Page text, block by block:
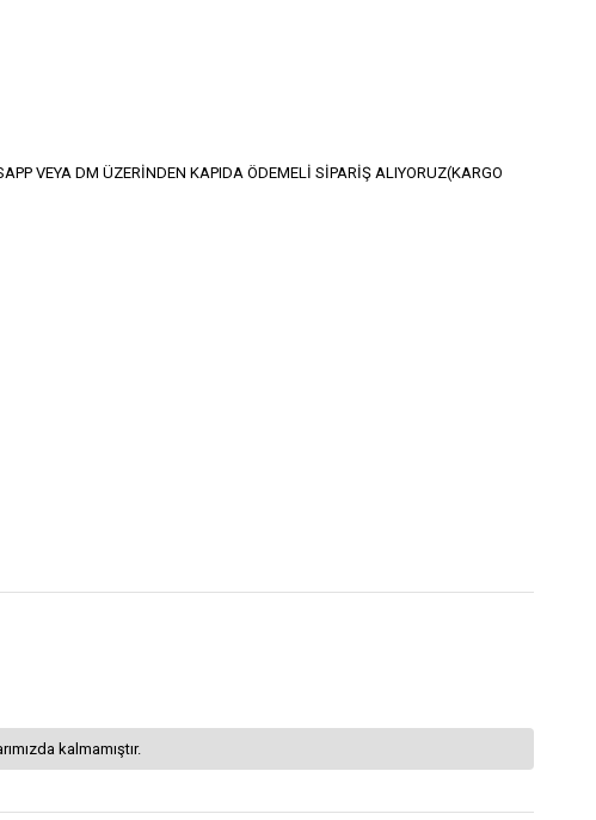
VEYA DM ÜZERİNDEN KAPIDA ÖDEMELİ SİPARİŞ ALIYORUZ(KARGO
kalmamıştır.